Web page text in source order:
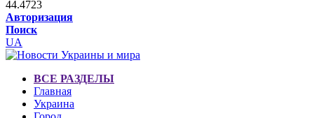
44.4723
Авторизация
Поиск
UA
ВСЕ РАЗДЕЛЫ
Главная
Украина